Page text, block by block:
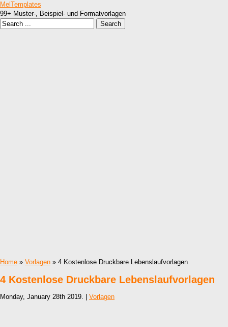
MelTemplates
99+ Muster-, Beispiel- und Formatvorlagen
Home » Vorlagen » 4 Kostenlose Druckbare Lebenslaufvorlagen
4 Kostenlose Druckbare Lebenslaufvorlagen
Monday, January 28th 2019. | Vorlagen